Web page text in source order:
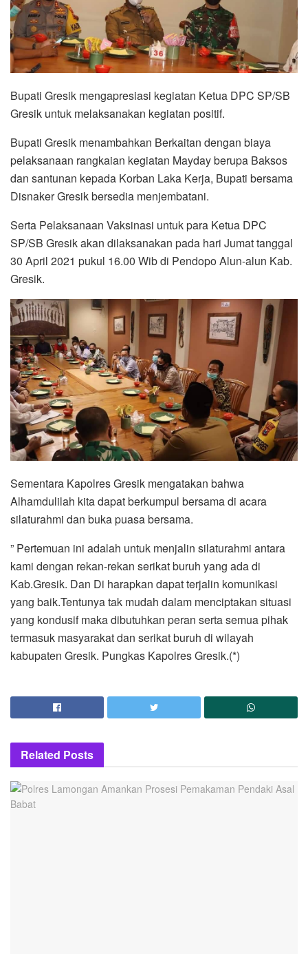
Bupati Gresik mengapresiasi kegiatan Ketua DPC SP/SB
Gresik untuk melaksanakan kegiatan positif.
Bupati Gresik menambahkan Berkaitan dengan biaya
pelaksanaan rangkaian kegiatan Mayday berupa Baksos
dan santunan kepada Korban Laka Kerja, Bupati bersama
Disnaker Gresik bersedia menjembatani.
Serta Pelaksanaan Vaksinasi untuk para Ketua DPC
SP/SB Gresik akan dilaksanakan pada hari Jumat tanggal
30 April 2021 pukul 16.00 Wib di Pendopo Alun-alun Kab.
Gresik.
Sementara Kapolres Gresik mengatakan bahwa
Alhamdulilah kita dapat berkumpul bersama di acara
silaturahmi dan buka puasa bersama.
” Pertemuan ini adalah untuk menjalin silaturahmi antara
kami dengan rekan-rekan serikat buruh yang ada di
Kab.Gresik. Dan Di harapkan dapat terjalin komunikasi
yang baik.Tentunya tak mudah dalam menciptakan situasi
yang kondusif maka dibutuhkan peran serta semua pihak
termasuk masyarakat dan serikat buruh di wilayah
kabupaten Gresik. Pungkas Kapolres Gresik.(*)
Related Posts